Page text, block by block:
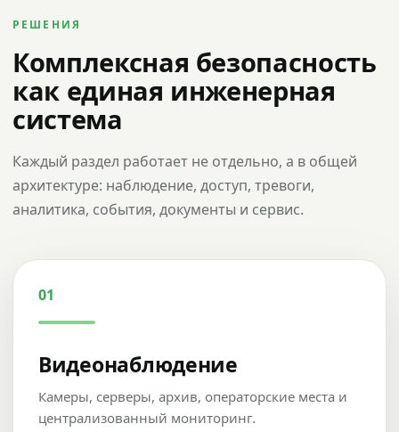
РЕШЕНИЯ
Комплексная безопасность
как единая инженерная
система
Каждый раздел работает не отдельно, а в общей
архитектуре: наблюдение, доступ, тревоги,
аналитика, события, документы и сервис.
01
Видеонаблюдение
Камеры, серверы, архив, операторские места и
централизованный мониторинг.